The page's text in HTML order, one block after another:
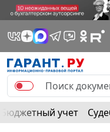
Бюджетный учет